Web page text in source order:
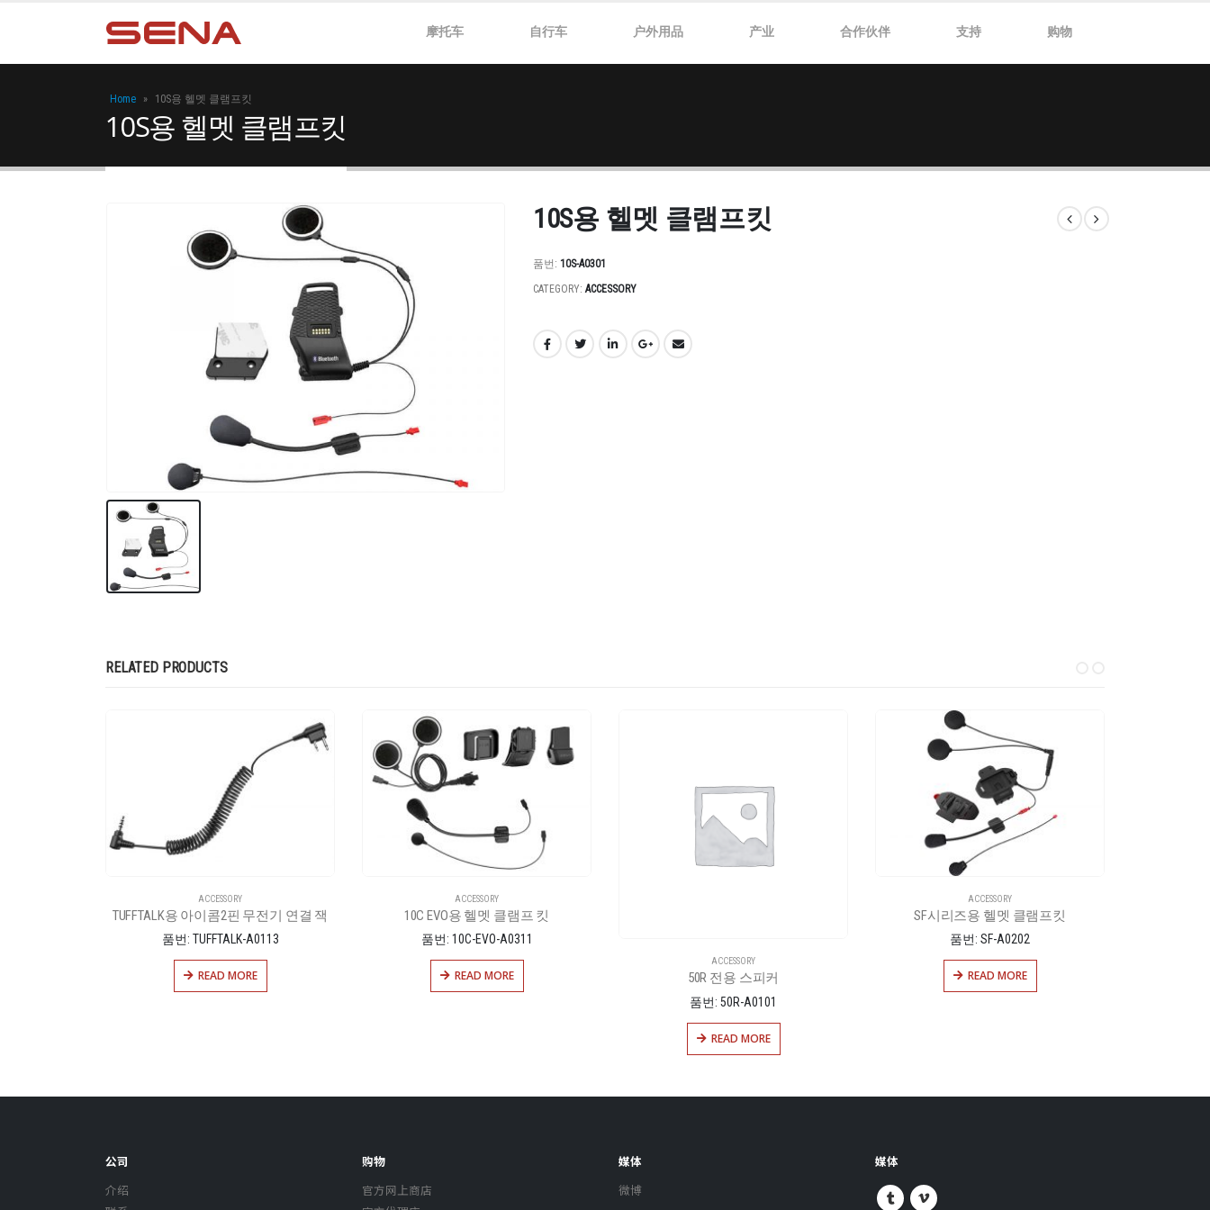
摩托车 自行车 户外用品 产业 合作伙伴 支持 购物
Home » 10S용 헬멧 클램프킷
10S용 헬멧 클램프킷
10S용 헬멧 클램프킷
품번: 10S-A0301
CATEGORY:ACCESSORY
RELATED PRODUCTS
ACCESSORY
TUFFTALK용 아이콤2핀 무전기 연결 잭
품번: TUFFTALK-A0113
READ MORE
ACCESSORY
10C EVO용 헬멧 클램프 킷
품번: 10C-EVO-A0311
READ MORE
ACCESSORY
50R 전용 스피커
품번: 50R-A0101
READ MORE
ACCESSORY
SF시리즈용 헬멧 클램프킷
품번: SF-A0202
READ MORE
公司
介绍
购物
官方网上商店
媒体
微博
媒体